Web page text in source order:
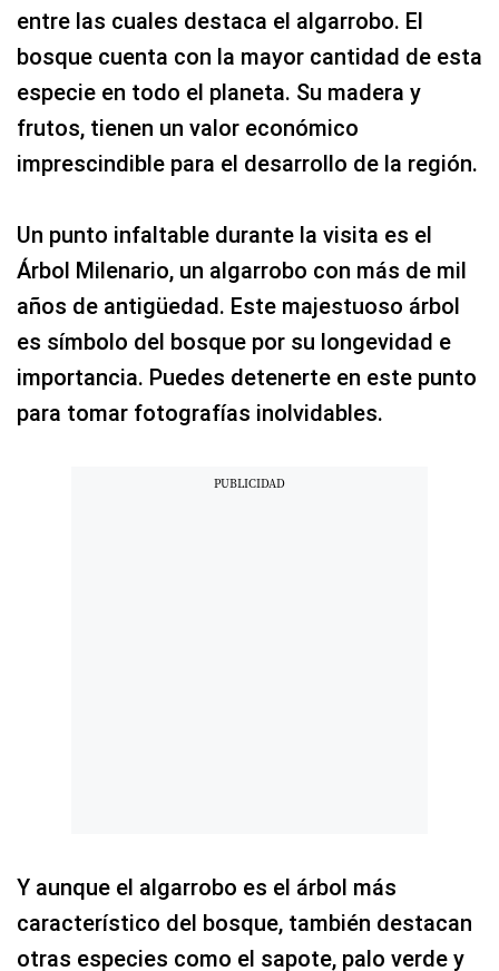
entre las cuales destaca el algarrobo. El
bosque cuenta con la mayor cantidad de esta
especie en todo el planeta. Su madera y
frutos, tienen un valor económico
imprescindible para el desarrollo de la región.
Un punto infaltable durante la visita es el
Árbol Milenario, un algarrobo con más de mil
años de antigüedad. Este majestuoso árbol
es símbolo del bosque por su longevidad e
importancia. Puedes detenerte en este punto
para tomar fotografías inolvidables.
Y aunque el algarrobo es el árbol más
característico del bosque, también destacan
otras especies como el sapote, palo verde y